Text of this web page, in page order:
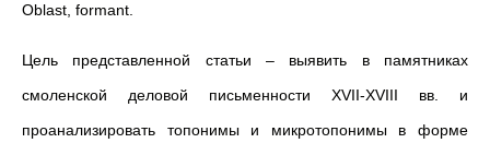
Oblast, formant.
Цель представленной статьи – выявить в памятниках
смоленской деловой письменности XVII-XVIII вв. и
проанализировать топонимы и микротопонимы в форме